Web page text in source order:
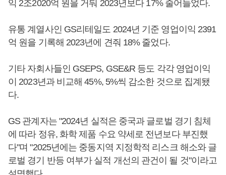
익 2조2020억 원을 거둬 2023년보다 17% 줄어들었다.
유통 계열사인 GS리테일도 2024년 기준 영업이익 2391
억 원을 기록해 2023년에 견줘 18% 줄었다.
기타 자회사들인 GSEPS, GSE&R 등도 각각 영업이익
이 2023년과 비교해 45%, 5%씩 감소한 것으로 집계됐
다.
GS 관계자는 "2024년 실적은 중국과 글로벌 경기 침체
에 따라 정유, 화학 제품 수요 약세로 전년보다 부진했
다"며 "2025년에는 중동지역 지정학적 리스크 해소와 글
로벌 경기 반등 여부가 실적 개선의 관건이 될 것"이라고